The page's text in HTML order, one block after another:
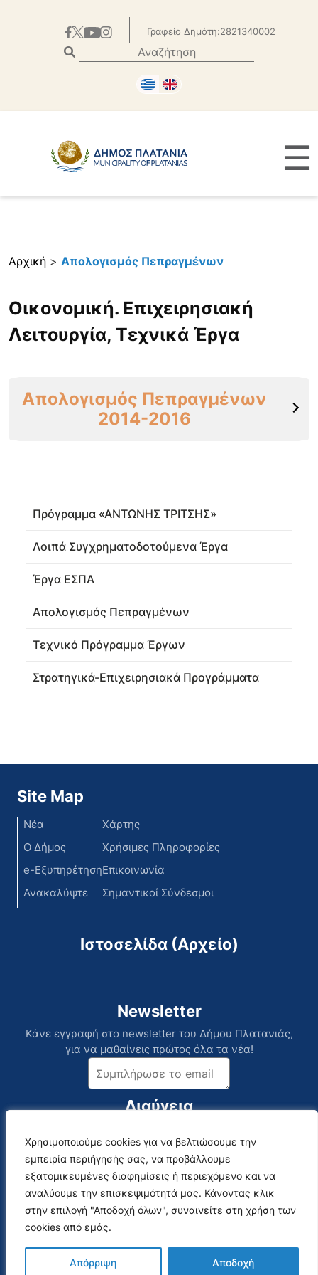
Χρησιμοποιούμε cookies για να βελτιώσουμε την
εμπειρία περιήγησής σας, να προβάλλουμε
εξατομικευμένες διαφημίσεις ή περιεχόμενο και να
αναλύουμε την επισκεψιμότητά μας. Κάνοντας κλικ
στην επιλογή "Αποδοχή όλων", συναινείτε στη χρήση των
cookies από εμάς.
Απόρριψη Αποδοχή
Χρησιμοποιούμε cookies για να βελτιώσουμε την
εμπειρία περιήγησής σας, να προβάλλουμε
εξατομικευμένες διαφημίσεις ή περιεχόμενο και να
αναλύουμε την επισκεψιμότητά μας. Κάνοντας κλικ
στην επιλογή "Αποδοχή όλων", συναινείτε στη χρήση των
cookies από εμάς.
Απόρριψη Αποδοχή
Γραφείο Δημότη:2821340002
☰
Αρχική > Απολογισμός Πεπραγμένων
Οικονομική. Επιχειρησιακή
Λειτουργία, Τεχνικά Έργα
Πρόγραμμα «ΑΝΤΩΝΗΣ ΤΡΙΤΣΗΣ»
Λοιπά Συγχρηματοδοτούμενα Έργα
Έργα ΕΣΠΑ
Απολογισμός Πεπραγμένων
Τεχνικό Πρόγραμμα Έργων
Στρατηγικά-Επιχειρησιακά Προγράμματα
Απολογισμός Πεπραγμένων
2014-2016
Site Map
Νέα
Ο Δήμος
e-Εξυπηρέτηση
Ανακαλύψτε
Χάρτης
Χρήσιμες Πληροφορίες
Επικοινωνία
Σημαντικοί Σύνδεσμοι
Ιστοσελίδα (Αρχείο)
Newsletter
Κάνε εγγραφή στο newsletter του Δήμου Πλατανιάς,
για να μαθαίνεις πρώτος όλα τα νέα!
Διαύγεια
Επικοινωνία
Αναλυτικός Κατάλογος
Social Media
Όροι Χρήσης & Πολιτική Απορρήτου